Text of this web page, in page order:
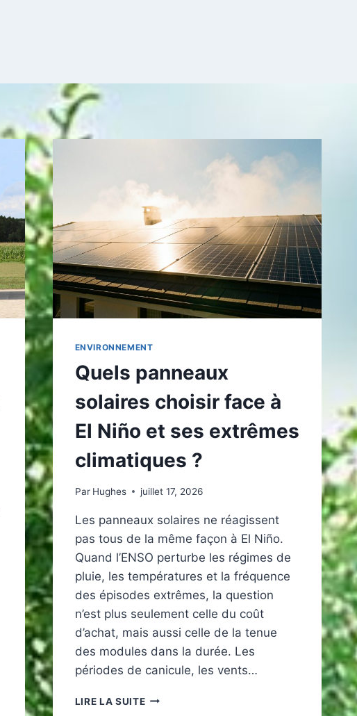
ENVIRONNEMENT
Quels panneaux
solaires choisir face à
El Niño et ses extrêmes
climatiques ?
Par Hughes juillet 17, 2026
Les panneaux solaires ne réagissent
pas tous de la même façon à El Niño.
Quand l’ENSO perturbe les régimes de
pluie, les températures et la fréquence
des épisodes extrêmes, la question
n’est plus seulement celle du coût
d’achat, mais aussi celle de la tenue
des modules dans la durée. Les
périodes de canicule, les vents…
LIRE LA SUITEQUELS